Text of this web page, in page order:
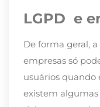
LGPD e
De forma geral,
empresas só
usuários quando
existem algumas